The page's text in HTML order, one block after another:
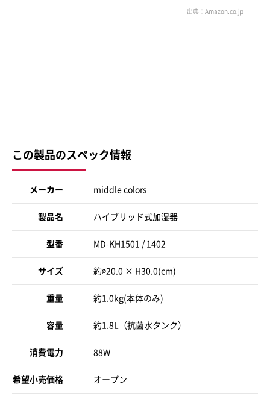
この製品のスペック情報
メーカー middle colors
製品名 ハイブリッド式加湿器
型番 MD-KH1501 / 1402
サイズ 約∅20.0 × H30.0(cm)
重量 約1.0kg(本体のみ)
容量 約1.8L（抗菌水タンク）
消費電力 88W
希望小売価格 オープン